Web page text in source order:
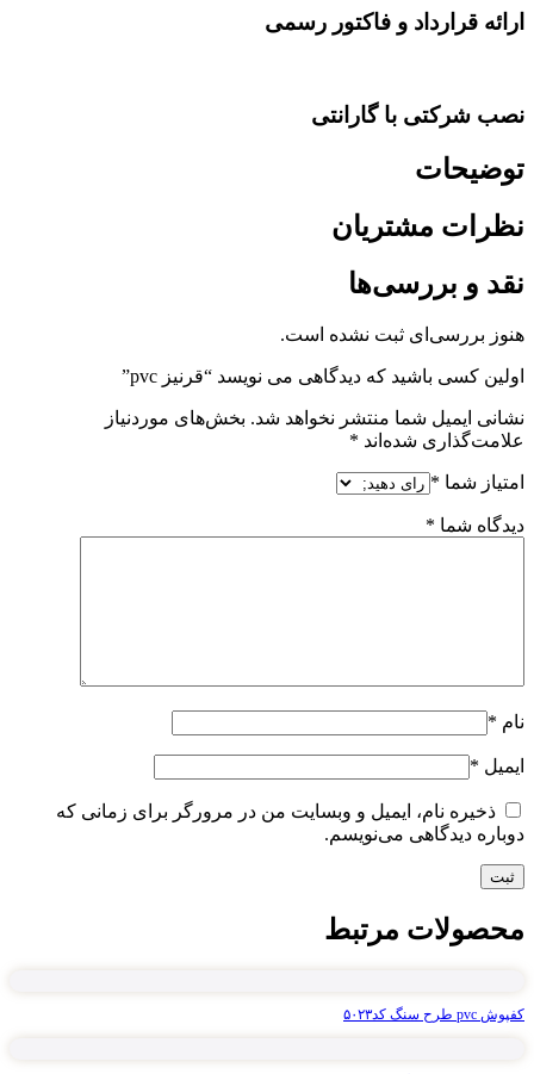
ارائه قرارداد و فاکتور رسمی
نصب شرکتی با گارانتی
توضیحات
نظرات مشتریان
نقد و بررسی‌ها
هنوز بررسی‌ای ثبت نشده است.
اولین کسی باشید که دیدگاهی می نویسد “قرنیز pvc”
نشانی ایمیل شما منتشر نخواهد شد. بخش‌های موردنیاز
علامت‌گذاری شده‌اند *
امتیاز شما *
دیدگاه شما *
نام *
ایمیل *
ذخیره نام، ایمیل و وبسایت من در مرورگر برای زمانی که
دوباره دیدگاهی می‌نویسم.
محصولات مرتبط
کفپوش pvc طرح سنگ کد۵۰۲۳